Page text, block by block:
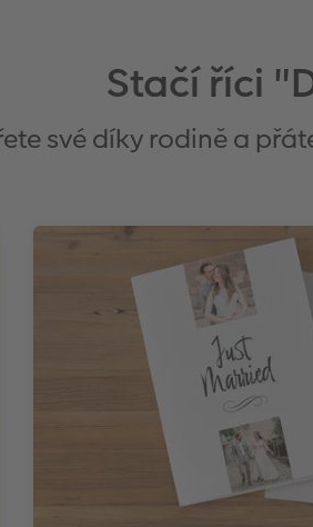
Stačí říci
své díky rodině a